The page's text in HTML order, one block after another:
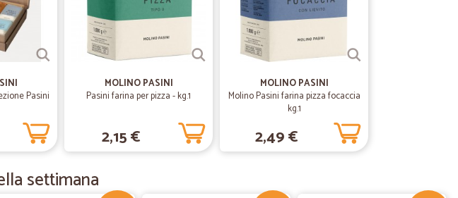
03/04/2020
—Gisella F.
Tempi di consegna ottimi prezzi nella…
Tempi di consegna ottimi prezzi nella norma visto la consegna a domicilio, vasta scelta di
18/01/2020
Molto soddisfatta dei miei acquisti
Pasini
MOLINO PASINI
Pasini farina per pizza - kg.1
2,15 €
MOLINO PASINI
Molino Pasini farina pizza focaccia
kg.1
2,49 €
settimana